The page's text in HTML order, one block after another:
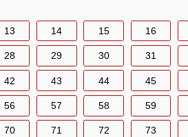
13 14 15 16
28 29 30 31
42 43 44 45
56 57 58 59
70 71 72 73